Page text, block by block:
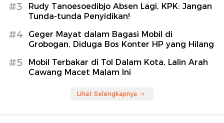
#3
Rudy Tanoesoedibjo Absen Lagi, KPK: Jangan
Tunda-tunda Penyidikan!
#4
Geger Mayat dalam Bagasi Mobil di
Grobogan, Diduga Bos Konter HP yang Hilang
#5
Mobil Terbakar di Tol Dalam Kota, Lalin Arah
Cawang Macet Malam Ini
Lihat Selengkapnya